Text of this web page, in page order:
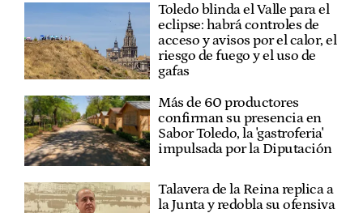
Toledo blinda el Valle para el
eclipse: habrá controles de
acceso y avisos por el calor, el
riesgo de fuego y el uso de
gafas
Más de 60 productores
confirman su presencia en
Sabor Toledo, la 'gastroferia'
impulsada por la Diputación
Talavera de la Reina replica a
la Junta y redobla su ofensiva